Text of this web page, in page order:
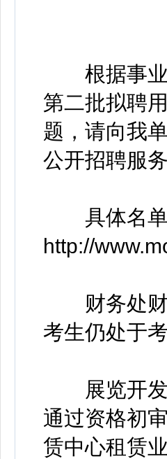
根据事业
第二批拟聘
题，请向我
公开招聘服
具体名单
http://
财务处财
考生仍处于
展览开发
通过资格初
赁中心租赁